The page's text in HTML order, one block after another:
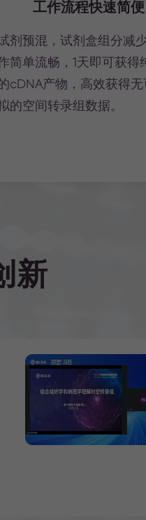
工作流程快速简便
剂预混，试剂盒组分减
简单流畅，1天即可获得
cDNA产物，高效获得无
的空间转录组数据。
新